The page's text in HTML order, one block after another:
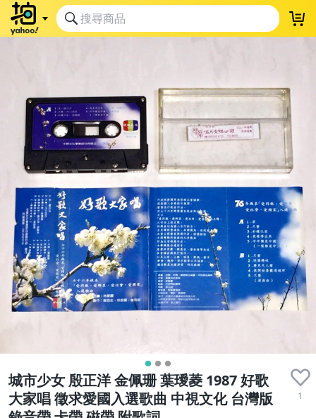
城市少女 殷正洋 金佩珊 葉璦菱 1987 好歌
大家唱 徵求愛國入選歌曲 中視文化 台灣版
1